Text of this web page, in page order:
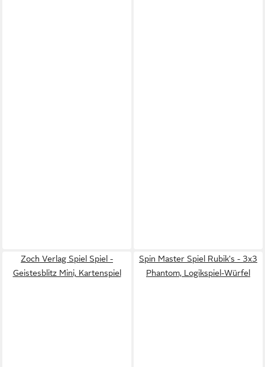
Zoch Verlag Spiel Spiel -
Geistesblitz Mini, Kartenspiel
Spin Master Spiel Rubik's - 3x3
Phantom, Logikspiel-Würfel